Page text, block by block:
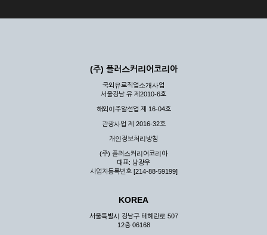
(주) 플러스커리어코리아
국외유료직업소개사업
서울강남 유 제2010-6호
해외이주알선업 제 16-04호
관광사업 제 2016-32호
개인정보처리방침
(주) 플러스커리어코리아
대표: 남광우
사업자등록번호 [214-88-59199]
KOREA
서울특별시 강남구 테헤란로 507
12층 06168